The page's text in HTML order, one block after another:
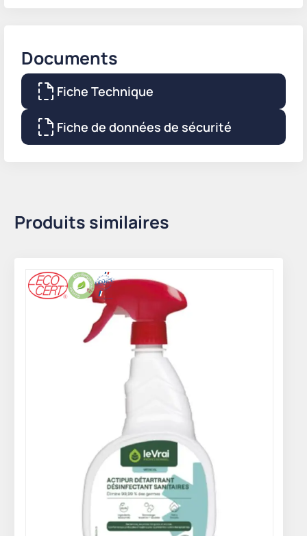
Documents
Fiche Technique
Fiche de données de sécurité
Produits similaires